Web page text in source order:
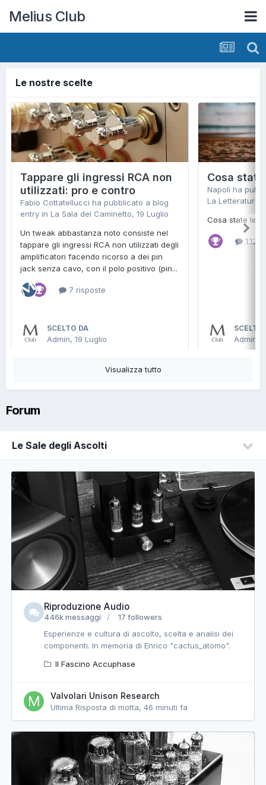
Melius Club
Le nostre scelte
Tappare gli ingressi RCA non
utilizzati: pro e contro
Fabio Cottatellucci ha pubblicato a blog
entry in La Sala del Caminetto, 19 Luglio
Un tweak abbastanza noto consiste nel
tappare gli ingressi RCA non utilizzati degli
amplificatori facendo ricorso a dei pin
jack senza cavo, con il polo positivo (pin...
7 risposte
SCELTO DA
Admin, 19 Luglio
Cosa
Napoli ha
La Letteratura
Cosa state
SCELTO
Admin,
Visualizza tutto
Forum
Le Sale degli Ascolti
Riproduzione Audio
446k messaggi
17 followers
Esperienze e cultura di ascolto, scelta e analisi dei
componenti. In memoria di Enrico "cactus_atomo".
Il Fascino Accuphase
Valvolari Unison Research
Ultima Risposta di motta, 46 minuti fa